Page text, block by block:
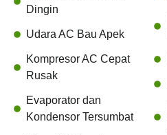
Dingin
Udara AC Bau Apek
Kompresor AC Cepat
Rusak
Evaporator dan
Kondensor Tersumbat